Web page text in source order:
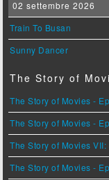
02 settembre 2026
Train To Busan
Sunny Dancer
The Story of
The Story of Movies -
The Story of Movies -
The Story of Movies
The Story of Movies -